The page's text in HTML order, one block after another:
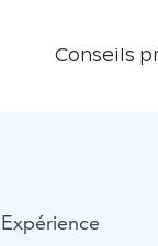
Conseils
Expérience